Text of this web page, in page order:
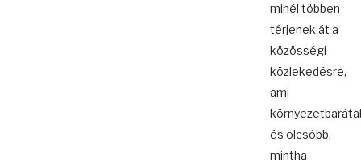
minél többen
térjenek át a
közösségi
közlekedésre,
ami
és olcsóbb,
mintha